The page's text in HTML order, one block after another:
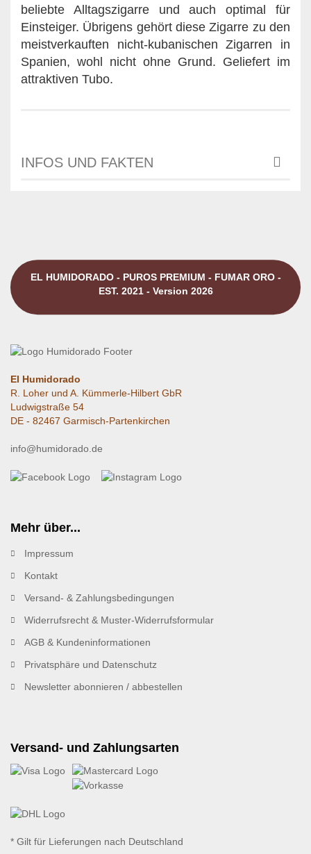
beliebte Alltagszigarre und auch optimal für
Einsteiger. Übrigens gehört diese Zigarre zu den
meistverkauften nicht-kubanischen Zigarren in
Spanien, wohl nicht ohne Grund. Geliefert im
attraktiven Tubo.
INFOS UND FAKTEN
EL HUMIDORADO - PUROS PREMIUM - FUMAR ORO -
EST. 2021 - Version 2026
El Humidorado
R. Loher und A. Kümmerle-Hilbert GbR
Ludwigstraße 54
DE - 82467 Garmisch-Partenkirchen
info@humidorado.de
Mehr über...
Impressum
Kontakt
Versand- & Zahlungsbedingungen
Widerrufsrecht & Muster-Widerrufsformular
AGB & Kundeninformationen
Privatsphäre und Datenschutz
Newsletter abonnieren / abbestellen
Versand- und Zahlungsarten
* Gilt für Lieferungen nach Deutschland